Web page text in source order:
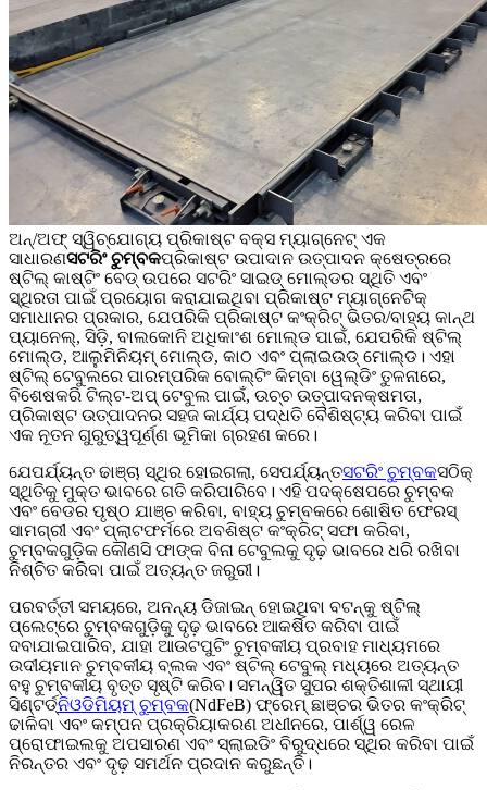
ଅନ୍/ଅଫ୍ ସ୍ୱିଚ୍‌ଯୋଗ୍ୟ ପ୍ରିକାଷ୍ଟ ବକ୍ସ ମ୍ୟାଗ୍ନେଟ୍ ଏକ
ସାଧାରଣସଟରିଂ ଚୁମ୍ବକପ୍ରିକାଷ୍ଟ ଉପାଦାନ ଉତ୍ପାଦନ କ୍ଷେତ୍ରରେ
ଷ୍ଟିଲ୍ କାଷ୍ଟିଂ ବେଡ୍ ଉପରେ ସଟରିଂ ସାଇଡ୍ ମୋଲ୍ଡର ସ୍ଥିତି ଏବଂ
ସ୍ଥିରତା ପାଇଁ ପ୍ରୟୋଗ କରାଯାଇଥିବା ପ୍ରିକାଷ୍ଟ ମ୍ୟାଗ୍ନେଟିକ୍
ସମାଧାନର ପ୍ରକାର, ଯେପରିକି ପ୍ରିକାଷ୍ଟ କଂକ୍ରିଟ୍ ଭିତର/ବାହ୍ୟ କାନ୍ଥ
ପ୍ୟାନେଲ୍, ସିଡ଼ି, ବାଲକୋନି ଅଧିକାଂଶ ମୋଲ୍ଡ ପାଇଁ, ଯେପରିକି ଷ୍ଟିଲ୍
ମୋଲ୍ଡ, ଆଲୁମିନିୟମ୍ ମୋଲ୍ଡ, କାଠ ଏବଂ ପ୍ଲାଇଉଡ୍ ମୋଲ୍ଡ। ଏହା
ଷ୍ଟିଲ୍ ଟେବୁଲରେ ପାରମ୍ପରିକ ବୋଲ୍ଟିଂ କିମ୍ବା ୱେଲ୍ଡିଂ ତୁଳନାରେ,
ବିଶେଷକରି ଟିଲ୍ଟ-ଅପ୍ ଟେବୁଲ ପାଇଁ, ଉଚ୍ଚ ଉତ୍ପାଦନକ୍ଷମତା,
ପ୍ରିକାଷ୍ଟ ଉତ୍ପାଦନର ସହଜ କାର୍ଯ୍ୟ ପଦ୍ଧତି ବୈଶିଷ୍ଟ୍ୟ କରିବା ପାଇଁ
ଏକ ନୂତନ ଗୁରୁତ୍ୱପୂର୍ଣ୍ଣ ଭୂମିକା ଗ୍ରହଣ କରେ।
ଯେପର୍ଯ୍ୟନ୍ତ ଢାଞ୍ଚା ସ୍ଥିର ହୋଇଗଲା, ସେପର୍ଯ୍ୟନ୍ତସଟରିଂ ଚୁମ୍ବକସଠିକ୍
ସ୍ଥିତିକୁ ମୁକ୍ତ ଭାବରେ ଗତି କରିପାରିବେ। ଏହି ପଦକ୍ଷେପରେ ଚୁମ୍ବକ
ଏବଂ ବେଡର ପୃଷ୍ଠ ଯାଞ୍ଚ କରିବା, ବାହ୍ୟ ଚୁମ୍ବକରେ ଶୋଷିତ ଫେରସ୍
ସାମଗ୍ରୀ ଏବଂ ପ୍ଲାଟଫର୍ମରେ ଅବଶିଷ୍ଟ କଂକ୍ରିଟ୍ ସଫା କରିବା,
ଚୁମ୍ବକଗୁଡ଼ିକ କୌଣସି ଫାଙ୍କ ବିନା ଟେବୁଲକୁ ଦୃଢ଼ ଭାବରେ ଧରି ରଖିବା
ନିଶ୍ଚିତ କରିବା ପାଇଁ ଅତ୍ୟନ୍ତ ଜରୁରୀ।
ପରବର୍ତ୍ତୀ ସମୟରେ, ଅନନ୍ୟ ଡିଜାଇନ୍ ହୋଇଥିବା ବଟନ୍‌କୁ ଷ୍ଟିଲ୍
ପ୍ଲେଟ୍‌ରେ ଚୁମ୍ବକଗୁଡ଼ିକୁ ଦୃଢ଼ ଭାବରେ ଆକର୍ଷିତ କରିବା ପାଇଁ
ଦବାଯାଇପାରିବ, ଯାହା ଆଉଟପୁଟିଂ ଚୁମ୍ବକୀୟ ପ୍ରବାହ ମାଧ୍ୟମରେ
ଉଦୀୟମାନ ଚୁମ୍ବକୀୟ ବ୍ଲକ ଏବଂ ଷ୍ଟିଲ୍ ଟେବୁଲ୍ ମଧ୍ୟରେ ଅତ୍ୟନ୍ତ
ବହୁ ଚୁମ୍ବକୀୟ ବୃତ୍ତ ସୃଷ୍ଟି କରିବ। ସମନ୍ୱିତ ସୁପର ଶକ୍ତିଶାଳୀ ସ୍ଥାୟୀ
ସିଣ୍ଟର୍ଡ୍ନିଓଡିମିୟମ୍ ଚୁମ୍ବକ(NdFeB) ଫ୍ରେମ୍ ଛାଞ୍ଚର ଭିତର କଂକ୍ରିଟ୍
ଢାଳିବା ଏବଂ କମ୍ପନ ପ୍ରକ୍ରିୟାକରଣ ଅଧୀନରେ, ପାର୍ଶ୍ୱ ରେଳ
ପ୍ରୋଫାଇଲକୁ ଅପସାରଣ ଏବଂ ସ୍ଲାଇଡିଂ ବିରୁଦ୍ଧରେ ସ୍ଥିର କରିବା ପାଇଁ
ନିରନ୍ତର ଏବଂ ଦୃଢ଼ ସମର୍ଥନ ପ୍ରଦାନ କରୁଛନ୍ତି।